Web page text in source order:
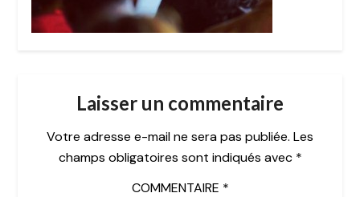
Laisser un commentaire
Votre adresse e-mail ne sera pas publiée. Les
champs obligatoires sont indiqués avec *
COMMENTAIRE *